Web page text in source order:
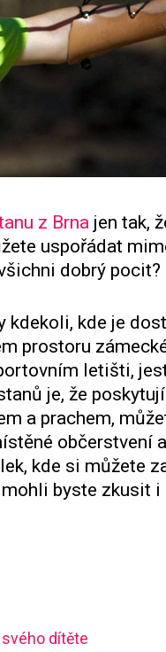
z Brna jen tak,
uspořádat
dobrý pocit?
kde je
prostoru
letišti,
je, že
a prachem,
občerstvení
kde si můžete
byste zkusit
dítěte